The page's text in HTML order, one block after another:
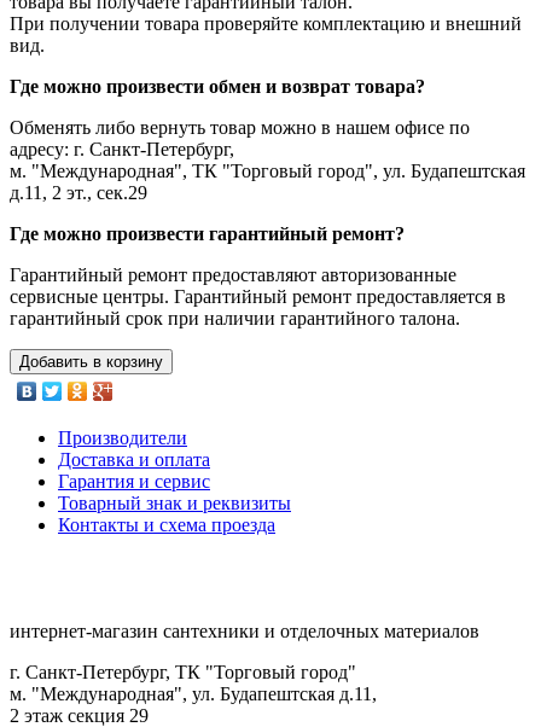
При получении товара проверяйте комплектацию и внешний
вид.
Где можно произвести обмен и возврат товара?
Обменять либо вернуть товар можно в нашем офисе по
адресу: г. Санкт-Петербург,
м. "Международная", ТК "Торговый город", ул. Будапештская
д.11, 2 эт., сек.29
Где можно произвести гарантийный ремонт?
Гарантийный ремонт предоставляют авторизованные
сервисные центры. Гарантийный ремонт предоставляется в
гарантийный срок при наличии гарантийного талона.
Добавить в корзину
Производители
Доставка и оплата
Гарантия и сервис
Товарный знак и реквизиты
Контакты и схема проезда
интернет-магазин сантехники и отделочных материалов
г. Санкт-Петербург, ТК "Торговый город"
м. "Международная", ул. Будапештская д.11,
2 этаж секция 29